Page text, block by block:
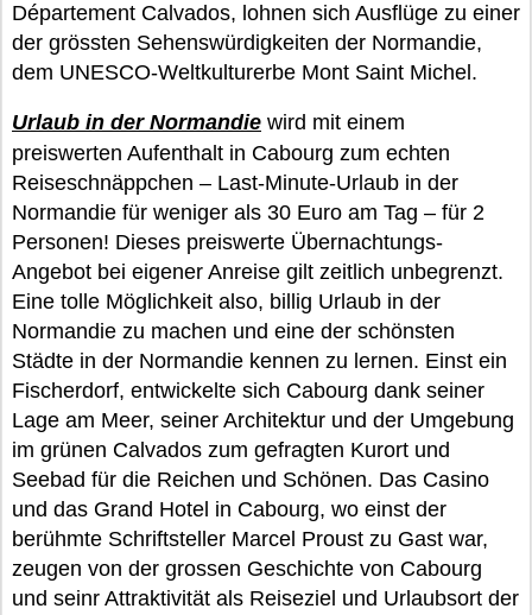
Département Calvados, lohnen sich Ausflüge zu einer
der grössten Sehenswürdigkeiten der Normandie,
dem UNESCO-Weltkulturerbe Mont Saint Michel.
Urlaub in der Normandie wird mit einem
preiswerten Aufenthalt in Cabourg zum echten
Reiseschnäppchen – Last-Minute-Urlaub in der
Normandie für weniger als 30 Euro am Tag – für 2
Personen! Dieses preiswerte Übernachtungs-
Angebot bei eigener Anreise gilt zeitlich unbegrenzt.
Eine tolle Möglichkeit also, billig Urlaub in der
Normandie zu machen und eine der schönsten
Städte in der Normandie kennen zu lernen. Einst ein
Fischerdorf, entwickelte sich Cabourg dank seiner
Lage am Meer, seiner Architektur und der Umgebung
im grünen Calvados zum gefragten Kurort und
Seebad für die Reichen und Schönen. Das Casino
und das Grand Hotel in Cabourg, wo einst der
berühmte Schriftsteller Marcel Proust zu Gast war,
zeugen von der grossen Geschichte von Cabourg
und seinr Attraktivität als Reiseziel und Urlaubsort der